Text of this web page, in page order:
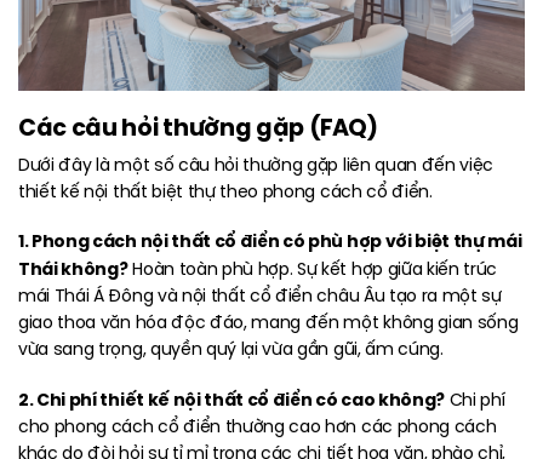
Các câu hỏi thường gặp (FAQ)
Dưới đây là một số câu hỏi thường gặp liên quan đến việc
thiết kế nội thất biệt thự theo phong cách cổ điển.
1. Phong cách nội thất cổ điển có phù hợp với biệt thự mái
Thái không?Hoàn toàn phù hợp. Sự kết hợp giữa kiến trúc
mái Thái Á Đông và nội thất cổ điển châu Âu tạo ra một sự
giao thoa văn hóa độc đáo, mang đến một không gian sống
vừa sang trọng, quyền quý lại vừa gần gũi, ấm cúng.
2. Chi phí thiết kế nội thất cổ điển có cao không?Chi phí
cho phong cách cổ điển thường cao hơn các phong cách
khác do đòi hỏi sự tỉ mỉ trong các chi tiết hoa văn, phào chỉ,